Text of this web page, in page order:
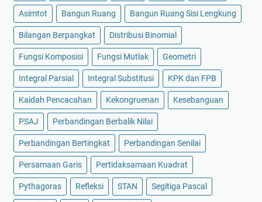
Asimtot Bangun Ruang Bangun Ruang Sisi Lengkung
Bilangan Berpangkat Distribusi Binomial
Fungsi Komposisi Fungsi Mutlak Geometri
Integral Parsial Integral Substitusi KPK dan FPB
Kaidah Pencacahan Kekongruenan Kesebanguan
PSAJ Perbandingan Berbalik Nilai
Perbandingan Bertingkat Perbandingan Senilai
Persamaan Garis Pertidaksamaan Kuadrat
Pythagoras Refleksi STAN Segitiga Pascal